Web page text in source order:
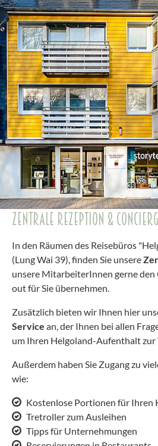
ZENTRALE REZEPTION &
In den Räumen des Reisebüros
(Lung Wai 39), finden Sie unsere
unsere MitarbeiterInnen gerne den
out für Sie übernehmen.
Zusätzlich bieten wir Ihnen hier
Service an, der Ihnen bei allen
um Ihren Helgoland-Aufenthalt zur
Außerdem haben Sie Zugang zu
wie:
Kostenlose Portionen für Ihren
Tretroller zum Ausleihen
Tipps für Unternehmungen